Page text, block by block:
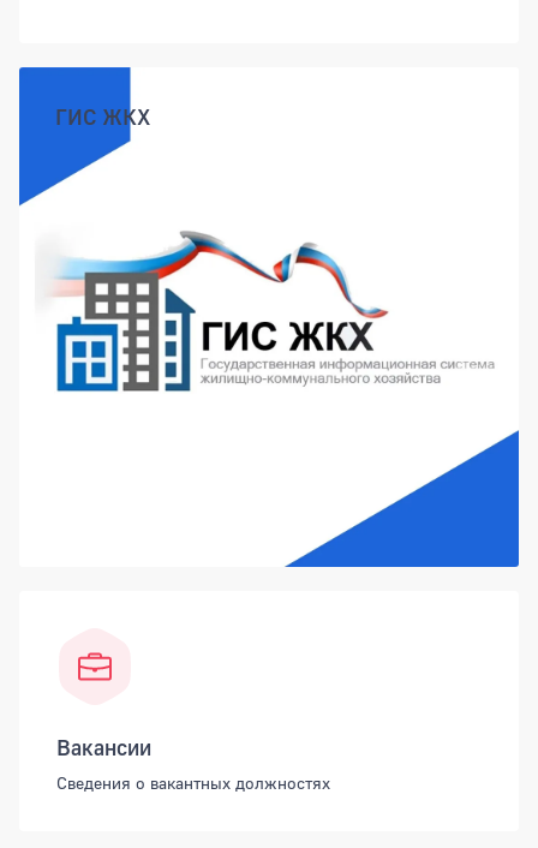
ГИС ЖКХ
Вакансии
Сведения о вакантных должностях